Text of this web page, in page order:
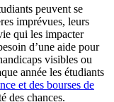
peuvent se
imprévues, leurs
qui les impacter
d’une aide pour
visibles ou
année les étudiants
et des bourses de
des chances.